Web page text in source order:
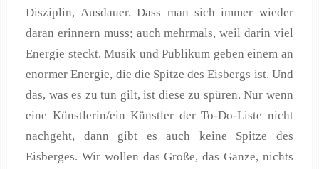
Disziplin, Ausdauer. Dass man sich immer wieder
daran erinnern muss; auch mehrmals, weil darin viel
Energie steckt. Musik und Publikum geben einem an
enormer Energie, die die Spitze des Eisbergs ist. Und
das, was es zu tun gilt, ist diese zu spüren. Nur wenn
eine Künstlerin/ein Künstler der To-Do-Liste nicht
nachgeht, dann gibt es auch keine Spitze des
Eisberges. Wir wollen das Große, das Ganze, nichts